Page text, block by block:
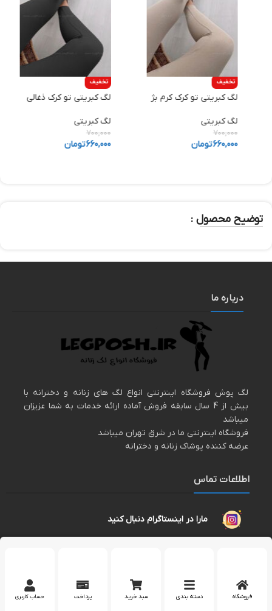
تخفیف
لگ کبریتی تو کرک کرم بژ
لگ کبریتی
700,000
660,000تومان
تخفیف
لگ کبریتی تو کرک ذغالی
لگ کبریتی
700,000
660,000تومان
توضیح محصول :
درباره ما
لگ پوش فروشگاه اینترنتی انواع لگ های زنانه و دخترانه با
بیش از 4 سال سابقه فروش آماده ارائه خدمات به شما عزیزان
میباشد
فروشگاه اینترنتی ما در شرق تهران میباشد
عرضه کننده پوشاک زنانه و دخترانه
اطلاعات تماس
مارا در اینستاگرام دنبال کنید
کپی رایت 2023 – تمام حقوق برای وب سایت محفوظ است. فروشگاه دسته بندی سبد خرید پرداخت حساب کاربری